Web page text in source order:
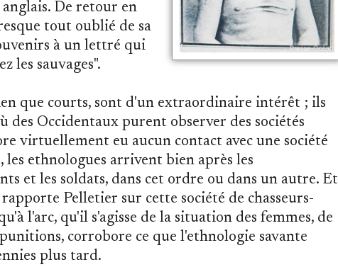
De retour en
tout oublié de sa
à un lettré qui
les sauvages".
que courts, sont d'un extraordinaire intérêt ; ils
des Occidentaux purent observer des sociétés
virtuellement eu aucun contact avec une société
les ethnologues arrivent bien après les
et les soldats, dans cet ordre ou dans un autre. Et
Pelletier sur cette société de chasseurs-
l'arc, qu'il s'agisse de la situation des femmes, de
corrobore ce que l'ethnologie savante
plus tard.